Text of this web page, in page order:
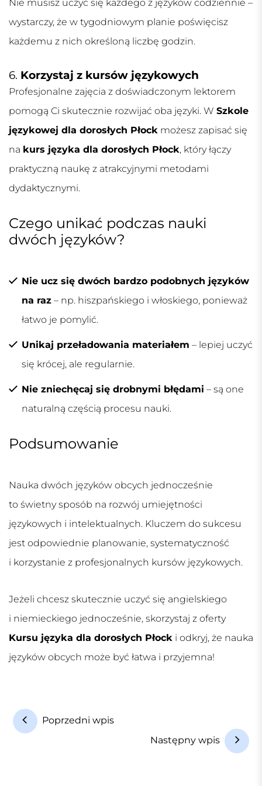
Nie musisz uczyć się każdego z języków codziennie –
wystarczy, że w tygodniowym planie poświęcisz
każdemu z nich określoną liczbę godzin.
6. Korzystaj z kursów językowych
Profesjonalne zajęcia z doświadczonym lektorem
pomogą Ci skutecznie rozwijać oba języki. W Szkole
językowej dla dorosłych Płock możesz zapisać się
na kurs języka dla dorosłych Płock, który łączy
praktyczną naukę z atrakcyjnymi metodami
dydaktycznymi.
Czego unikać podczas nauki
dwóch języków?
Nie ucz się dwóch bardzo podobnych języków
na raz – np. hiszpańskiego i włoskiego, ponieważ
łatwo je pomylić.
Unikaj przeładowania materiałem – lepiej uczyć
się krócej, ale regularnie.
Nie zniechęcaj się drobnymi błędami – są one
naturalną częścią procesu nauki.
Podsumowanie
Nauka dwóch języków obcych jednocześnie
to świetny sposób na rozwój umiejętności
językowych i intelektualnych. Kluczem do sukcesu
jest odpowiednie planowanie, systematyczność
i korzystanie z profesjonalnych kursów językowych.
Jeżeli chcesz skutecznie uczyć się angielskiego
i niemieckiego jednocześnie, skorzystaj z oferty
Kursu języka dla dorosłych Płock i odkryj, że nauka
języków obcych może być łatwa i przyjemna!
N
a
Poprzedni wpis
Następny wpis